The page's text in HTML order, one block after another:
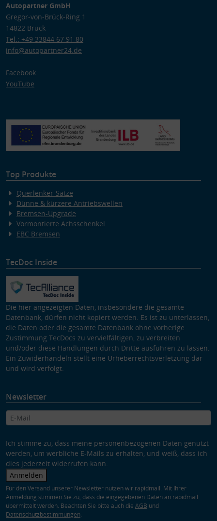
Autopartner GmbH
Gregor-von-Brück-Ring 1
14822 Brück
Tel.: +49 33844 67 91 80
info@autopartner24.de
Facebook
YouTube
Top Produkte
Querlenker-Sätze
Dünne & kürzere Antriebswellen
Bremsen-Upgrade
Vormontierte Achsschenkel
EBC Bremsen
TecDoc Inside
Die hier angezeigten Daten, insbesondere die gesamte
Datenbank, dürfen nicht kopiert werden. Es ist zu unterlassen,
die Daten oder die gesamte Datenbank ohne vorherige
Zustimmung TecDocs zu vervielfältigen, zu verbreiten
und/oder diese Handlungen durch Dritte ausführen zu lassen.
Ein Zuwiderhandeln stellt eine Urheberrechtsverletzung dar
und wird verfolgt.
Newsletter
Ich stimme zu, dass meine personenbezogenen Daten genutzt
werden, um werbliche E-Mails zu erhalten, und weiß, dass ich
dies jederzeit widerrufen kann.
Anmelden
Für den Versand unserer Newsletter nutzen wir rapidmail. Mit Ihrer
Anmeldung stimmen Sie zu, dass die eingegebenen Daten an rapidmail
übermittelt werden. Beachten Sie bitte auch die AGB und
Datenschutzbestimmungen.